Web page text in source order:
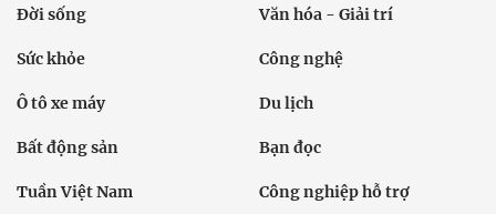
Đời sống Văn hóa - Giải trí
Sức khỏe Công nghệ
Ô tô xe máy Du lịch
Bất động sản Bạn đọc
Tuần Việt Nam Công nghiệp hỗ trợ